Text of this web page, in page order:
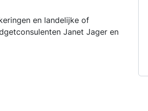
en landelijke of
Janet Jager en